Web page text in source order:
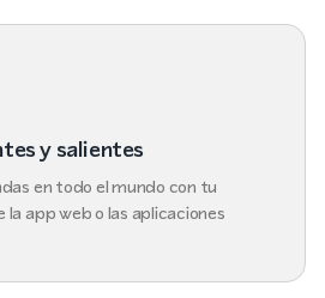
y salientes
en todo el mundo con tu
app web o las aplicaciones